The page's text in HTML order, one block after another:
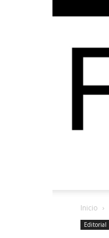
Inicio
Editorial